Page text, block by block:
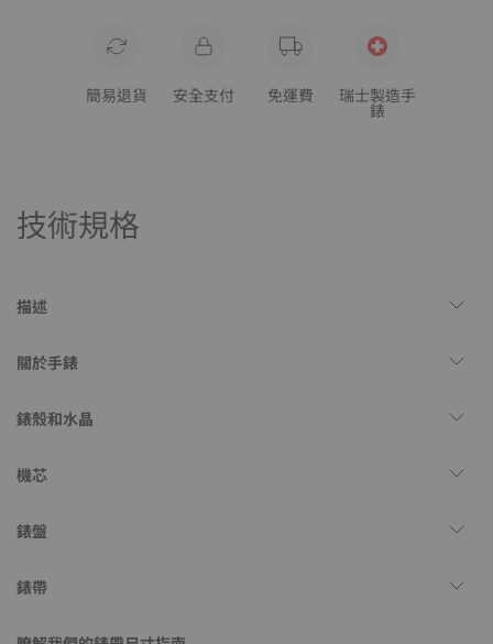
簡易退貨 安全支付 免運費 瑞士製造手
錶
技術規格
描述
關於手錶
錶殼和水晶
機芯
錶盤
錶帶